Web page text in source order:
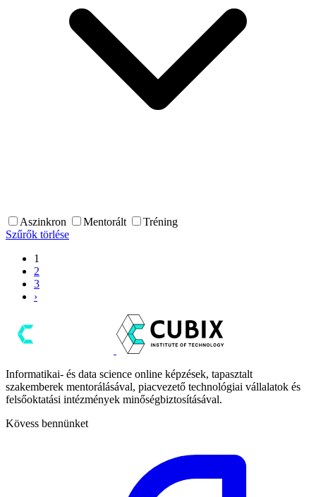
Aszinkron Mentorált
Tréning
Szűrők törlése
1
2
3
›
Informatikai- és data science online képzések, tapasztalt
szakemberek mentorálásával, piacvezető technológiai vállalatok és
felsőoktatási intézmények minőségbiztosításával.
Kövess bennünket